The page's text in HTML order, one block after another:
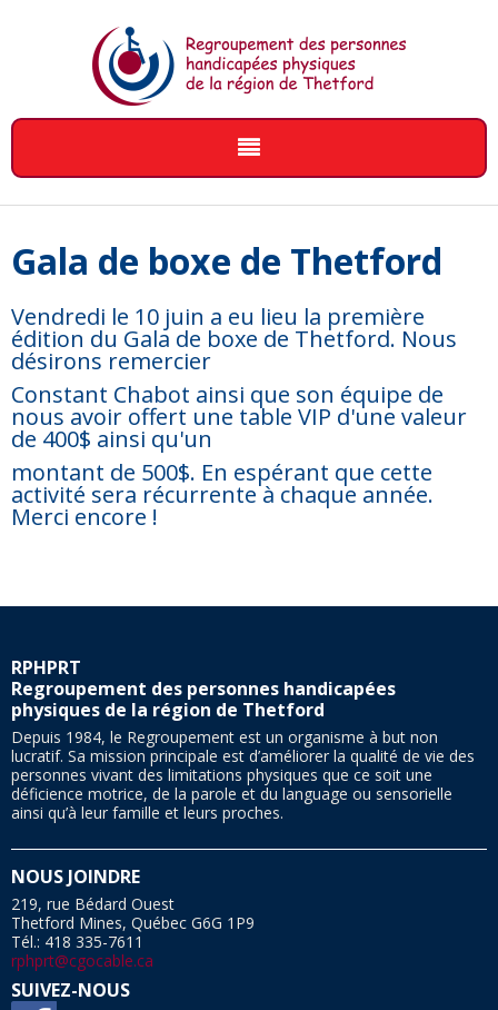
Gala de Boxe Olympique
Gala de boxe de Thetford
Party de Noël
Relocalisation du RPHPRT
Remerciements
Mission
Le conseil d'administration
Nos objectifs
Clientèles
Album photo
Offre de services
Accompagnement
Services offert à nos membres
Services jeunesse
Aide à la mobilité motorisée
Supportez notre organisme
Financement
Année 2015 - 2016
Année 2017 - 2018
Année 2018 - 2019
Année 2019-2020
Année 2020 - 2021
Année 2021-2022
Nous joindre
Adhésion
Gala de boxe de Thetford
Vendredi le 10 juin a eu lieu la première
édition du Gala de boxe de Thetford. Nous
désirons remercier
Constant Chabot ainsi que son équipe de
nous avoir offert une table VIP d'une valeur
de 400$ ainsi qu'un
montant de 500$. En espérant que cette
activité sera récurrente à chaque année.
Merci encore !
RPHPRT
Regroupement des personnes handicapées
physiques de la région de Thetford
Depuis 1984, le Regroupement est un organisme à but non
lucratif. Sa mission principale est d’améliorer la qualité de vie des
personnes vivant des limitations physiques que ce soit une
déficience motrice, de la parole et du language ou sensorielle
ainsi qu’à leur famille et leurs proches.
NOUS JOINDRE
219, rue Bédard Ouest
Thetford Mines, Québec G6G 1P9
Tél.: 418 335-7611
rphprt@cgocable.ca
SUIVEZ-NOUS